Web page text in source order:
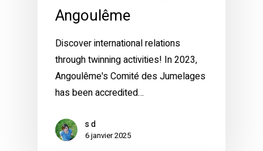
Angoulême
Discover international relations
through twinning activities! In 2023,
Angoulême's Comité des Jumelages
has been accredited…
s d
6 janvier 2025